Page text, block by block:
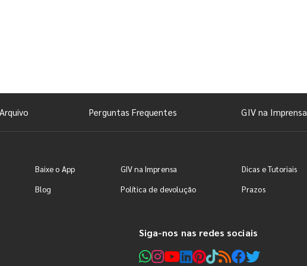
Perguntas Frequentes GIV na Imprensa
Baixe o App GIV na Imprensa Dicas e Tutoriais
Blog
Política de devolução Prazos
Siga-nos nas redes sociais